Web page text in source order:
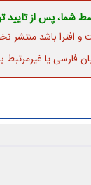
شما، پس از
و افترا باشد منتشر
فارسی یا